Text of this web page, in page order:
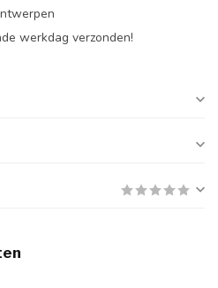
werkdag verzonden!